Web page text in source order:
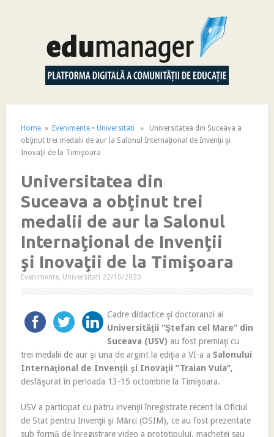
Home» Evenimente• Universitati » Universitatea din Suceava a
obţinut trei medalii de aur la Salonul Internaţional de Invenţii şi
Inovaţii de la Timişoara
Universitatea din
Suceava a obţinut trei
medalii de aur la Salonul
Internaţional de Invenţii
şi Inovaţii de la Timişoara
Evenimente, Universitati 22/10/2020
Cadre didactice şi doctoranzi ai
Universităţii “Ştefan cel Mare” din
Suceava (USV) au fost premiaţi cu
trei medalii de aur şi una de argint la ediţia a VI-a a Salonului
Internaţional de Invenţii şi Inovaţii “Traian Vuia”,
desfăşurat în perioada 13-15 octombrie la Timişoara.
USV a participat cu patru invenţii înregistrate recent la Oficiul
de Stat pentru Invenţii şi Mărci (OSIM), ce au fost prezentate
sub formă de înregistrare video a prototipului, machetei sau